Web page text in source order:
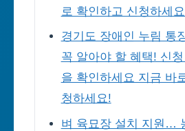
로 확인하고 신청하세
경기도 장애인 누림 통
꼭 알아야 할 혜택! 신
을 확인하세요 지금 바
청하세요!
벼 육묘장 설치 지원…